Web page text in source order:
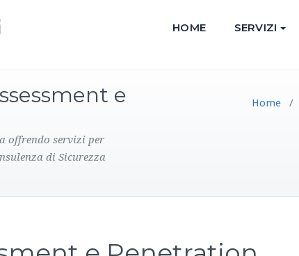
HOME SERVIZI
e
offrendo servizi per
di Sicurezza
Home /